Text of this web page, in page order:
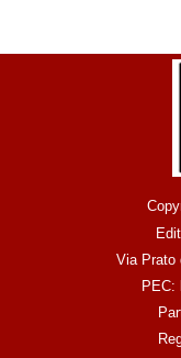
Via Prato
PEC: